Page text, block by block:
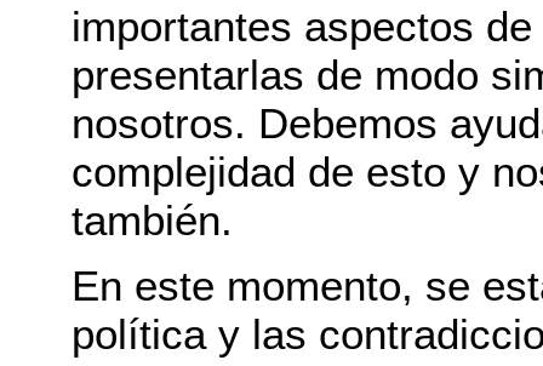
importantes aspectos
presentarlas de modo
nosotros. Debemos
complejidad de esto y
también.
En este momento, se
política y las